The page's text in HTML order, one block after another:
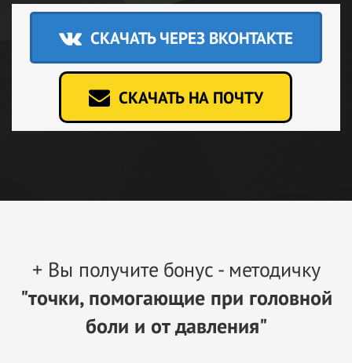
СКАЧАТЬ ЧЕРЕЗ ВКОНТАКТЕ
СКАЧАТЬ НА ПОЧТУ
+ Вы получите бонус - методичку
"точки, помогающие при головной
боли и от давления"